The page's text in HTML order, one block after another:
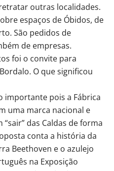
outras localidades.
espaços de Óbidos, de
São pedidos de
de empresas.
foi o convite para
O que significou
importante pois a Fábrica
uma marca nacional e
das Caldas de forma
conta a história da
Beethoven e o azulejo
na Exposição